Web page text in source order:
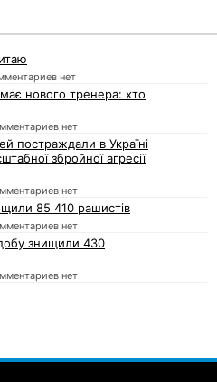
нет
нового тренера: хто
нет
постраждали в Україні
збройної агресії
нет
85 410 рашистів
нет
добу знищили 430
нет